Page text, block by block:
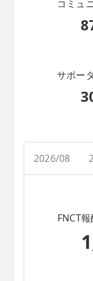
コミュ
サポー
2026/08
FNCT